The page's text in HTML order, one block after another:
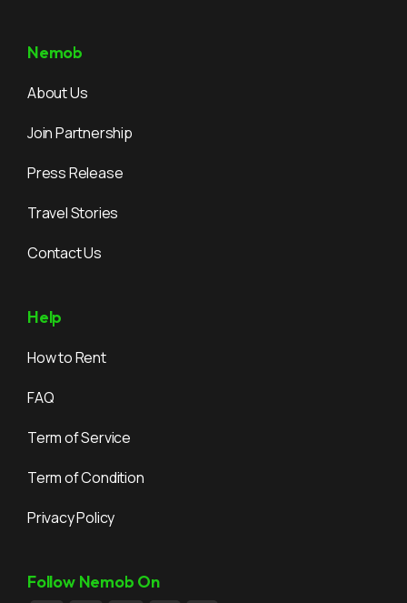
Nemob
About Us
Join Partnership
Press Release
Travel Stories
Contact Us
Help
How to Rent
FAQ
Term of Service
Term of Condition
Privacy Policy
Follow Nemob On